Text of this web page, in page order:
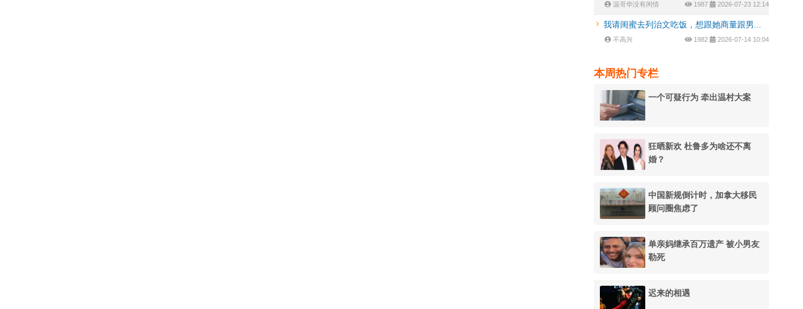
温哥华没有闲情 1987 2026-07-23 12:14
我请闺蜜去列治文吃饭，想跟她商量跟男...
不高兴 1982 2026-07-14 10:04
本周热门专栏
一个可疑行为 牵出温村大案
狂晒新欢 杜鲁多为啥还不离
婚？
中国新规倒计时，加拿大移民
顾问圈焦虑了
单亲妈继承百万遗产 被小男友
勒死
迟来的相遇